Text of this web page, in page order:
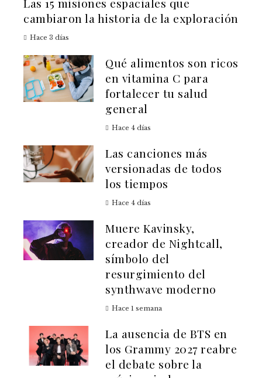
Las 15 misiones espaciales que
cambiaron la historia de la exploración
Hace 3 días
Qué alimentos son ricos
en vitamina C para
fortalecer tu salud
general
Hace 4 días
Las canciones más
versionadas de todos
los tiempos
Hace 4 días
Muere Kavinsky,
creador de Nightcall,
símbolo del
resurgimiento del
synthwave moderno
Hace 1 semana
La ausencia de BTS en
los Grammy 2027 reabre
el debate sobre la